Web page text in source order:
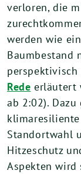
verloren, die
werden wie
Baumbestand
Rede erläutert
ab 2:02).
klimaresiliente
Standortwahl
Hitzeschutz
Aspekten wird